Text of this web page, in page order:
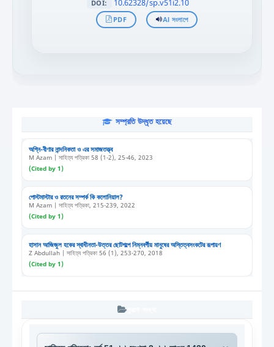
DOI:
PDF AI সংলাপে
সম্প্রতি উদ্ধৃত হয়েছে
অগ্নি-বীণার নান্দনিকতা ও এর সমাজতত্ত্ব
M Azam | সাহিত্য পত্রিকা 58 (1-2), 25-46, 2023
(Cited by 1)
পোস্টমাস্টার ও রতনের সম্পর্ক কি কলোনিয়াল?
M Azam | সাহিত্য পত্রিকা, 215-239, 2022
(Cited by 1)
হাসান আজিজুল হকের স্বাধীনতা-উত্তর ছোটগল্পে নিম্নবর্গীয় মানুষের অস্তিত্বসংকটের রূপায়ণ
Z Abdullah | সাহিত্য পত্রিকা 56 (1), 253-270, 2018
(Cited by 1)